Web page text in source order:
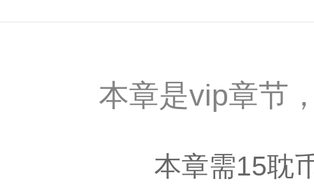
本章是vip章节
本章需15耽